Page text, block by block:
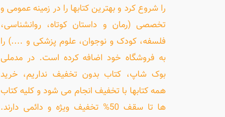
را شروع کرد و بهترین کتابها را در زمینه عمومی و
تخصصی (رمان و داستان کوتاه، روانشناسی،
فلسفه، کودک و نوجوان، علوم پزشکی و ....) را
به فروشگاه خود اضافه کرده است. در مدملی
بوک شاپ، کتاب بدون تخفیف نداریم، خرید
همه کتابها با تخفیف انجام می شود و کلیه کتاب
ها تا سقف 50% تخفیف ویژه و دائمی دارند.